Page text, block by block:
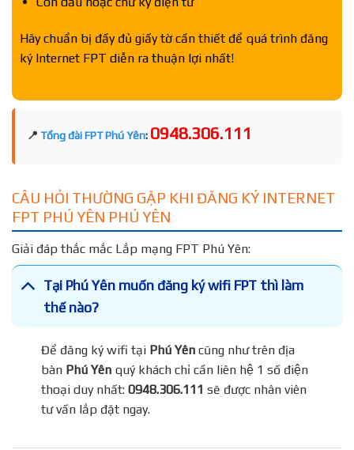
Hãy chuẩn bị đầy đủ giấy tờ cần thiết để quá trình đăng
ký Internet FPT diễn ra thuận lợi nhất!
📍 Tổng đài FPT Phú Yên: 0948.306.111
CÂU HỎI THƯỜNG GẶP KHI ĐĂNG KÝ INTERNET
FPT PHÚ YÊN PHÚ YÊN
Giải đáp thắc mắc Lắp mạng FPT Phú Yên:
Tại Phú Yên muốn đăng ký wifi FPT thì làm
thế nào?
Để đăng ký wifi tạiPhú Yêncũng như trên địa
bànPhú Yênquý khách chỉ cần liên hệ 1 số điện
thoại duy nhất:0948.306.111 sẽ được nhân viên
tư vấn lắp đặt ngay.